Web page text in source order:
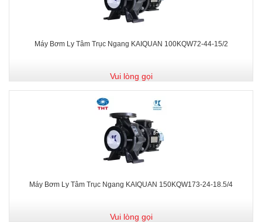
Máy Bơm Ly Tâm Trục Ngang KAIQUAN 100KQW72-44-15/2
Vui lòng gọi
Máy Bơm Ly Tâm Trục Ngang KAIQUAN 150KQW173-24-18.5/4
Vui lòng gọi